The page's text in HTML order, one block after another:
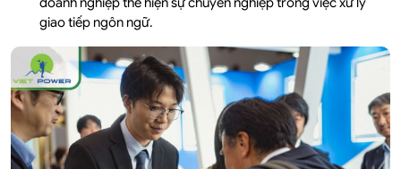
giao tiếp ngôn ngữ.